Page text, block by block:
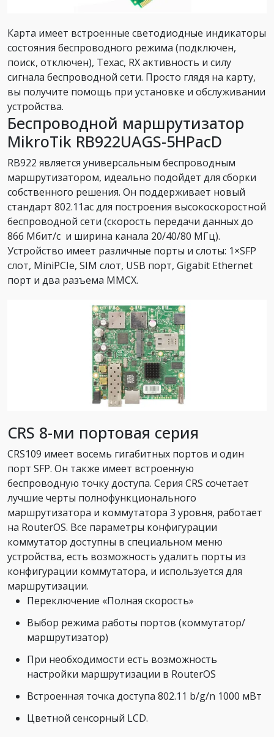
Карта имеет встроенные светодиодные индикаторы
состояния беспроводного режима (подключен,
поиск, отключен), Техас, RX активность и силу
сигнала беспроводной сети. Просто глядя на карту,
вы получите помощь при установке и обслуживании
устройства.
Беспроводной маршрутизатор
MikroTik RB922UAGS-5HPacD
RB922 является универсальным беспроводным
маршрутизатором, идеально подойдет для сборки
собственного решения. Он поддерживает новый
стандарт 802.11ac для построения высокоскоростной
беспроводной сети (скорость передачи данных до
866 Мбит/с и ширина канала 20/40/80 МГц).
Устройство имеет различные порты и слоты: 1×SFP
слот, MiniPCIe, SIM слот, USB порт, Gigabit Ethernet
порт и два разъема MMCX.
CRS 8-ми портовая серия
CRS109 имеет восемь гигабитных портов и один
порт SFP. Он также имеет встроенную
беспроводную точку доступа. Серия CRS сочетает
лучшие черты полнофункционального
маршрутизатора и коммутатора 3 уровня, работает
на RouterOS. Все параметры конфигурации
коммутатор доступны в специальном меню
устройства, есть возможность удалить порты из
конфигурации коммутатора, и используется для
маршрутизации.
Переключение «Полная скорость»
Выбор режима работы портов (коммутатор/
маршрутизатор)
При необходимости есть возможность
настройки маршрутизации в RouterOS
Встроенная точка доступа 802.11 b/g/n 1000 мВт
Цветной сенсорный LCD.